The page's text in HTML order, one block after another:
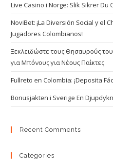
Live Casino i Norge: Slik Sikrer
NoviBet: ¡La Diversión Social y el
Jugadores Colombianos!
Ξεκλειδώστε τους Θησαυρούς
για Μπόνους για Νέους Παίκτες
Fullreto en Colombia: ¡Deposita
Bonusjakten i Sverige En
Recent Comments
Categories